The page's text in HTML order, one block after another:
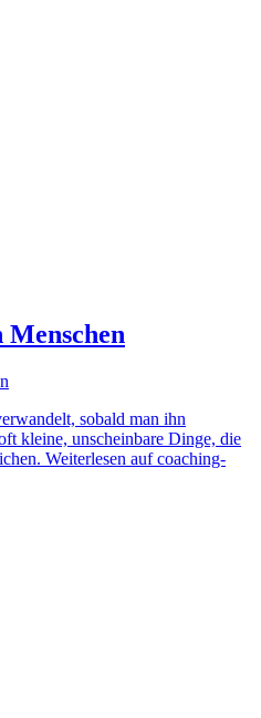
Menschen
sobald man ihn
kleine, unscheinbare Dinge, die
Weiterlesen auf coaching-